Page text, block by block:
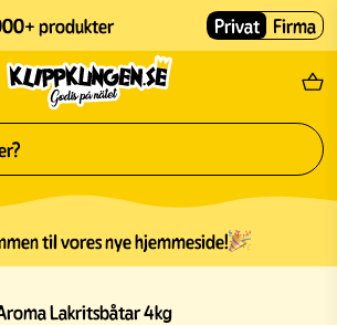
produkter Privat Firma
til vores nye hjemmeside!
Lakritsbåtar 4kg